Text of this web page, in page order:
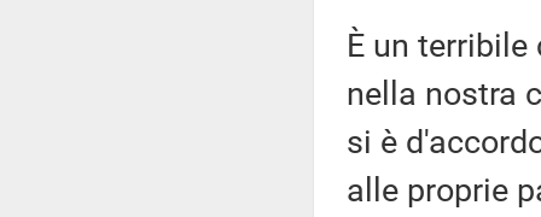
È un
nella nostra
si è
alle proprie